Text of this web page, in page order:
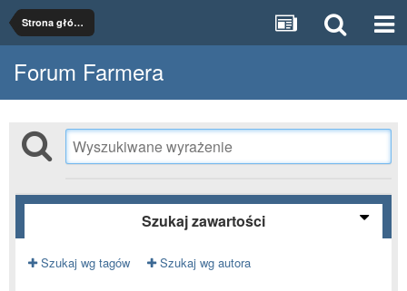
Strona główna
Forum Farmera
Szukaj zawartości
Szukaj wg tagów Szukaj wg autora